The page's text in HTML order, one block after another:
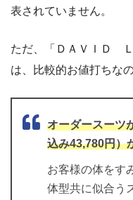
表されていません。
ただ、「ＤＡＶＩＤ
は、比較的お値打ちな
オーダースーツ
込み43,780円）
お客様の体をす
体型共に似合う